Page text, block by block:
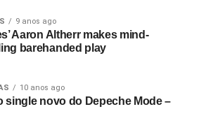
9 anos ago
Aaron Altherr makes mind-
barehanded play
10 anos ago
single novo do Depeche Mode –